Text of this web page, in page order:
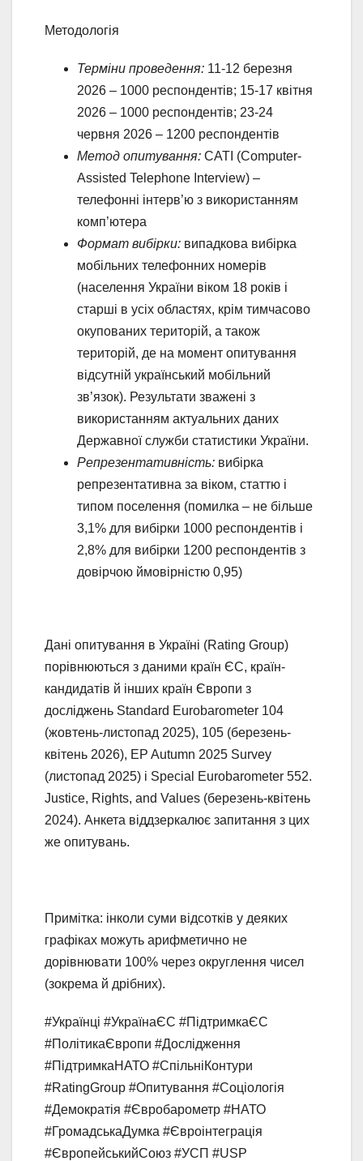
Методологія
Терміни проведення: 11-12 березня
2026 – 1000 респондентів; 15-17 квітня
2026 – 1000 респондентів; 23-24
червня 2026 – 1200 респондентів
Метод опитування: CATI (Computer-
Assisted Telephone Interview) –
телефонні інтерв’ю з використанням
комп’ютера
Формат вибірки: випадкова вибірка
мобільних телефонних номерів
(населення України віком 18 років і
старші в усіх областях, крім тимчасово
окупованих територій, а також
територій, де на момент опитування
відсутній український мобільний
зв’язок). Результати зважені з
використанням актуальних даних
Державної служби статистики України.
Репрезентативність: вибірка
репрезентативна за віком, статтю і
типом поселення (помилка – не більше
3,1% для вибірки 1000 респондентів і
2,8% для вибірки 1200 респондентів з
довірчою ймовірністю 0,95)
Дані опитування в Україні (Rating Group)
порівнюються з даними країн ЄС, країн-
кандидатів й інших країн Європи з
досліджень Standard Eurobarometer 104
(жовтень-листопад 2025), 105 (березень-
квітень 2026), EP Autumn 2025 Survey
(листопад 2025) і Special Eurobarometer 552.
Justice, Rights, and Values (березень-квітень
2024). Анкета віддзеркалює запитання з цих
же опитувань.
Примітка: інколи суми відсотків у деяких
графіках можуть арифметично не
дорівнювати 100% через округлення чисел
(зокрема й дрібних).
#Українці #УкраїнаЄС #ПідтримкаЄС
#ПолітикаЄвропи #Дослідження
#ПідтримкаНАТО #СпільніКонтури
#RatingGroup #Опитування #Соціологія
#Демократія #Євробарометр #НАТО
#ГромадськаДумка #Євроінтеграція
#ЄвропейськийСоюз #УСП #USP